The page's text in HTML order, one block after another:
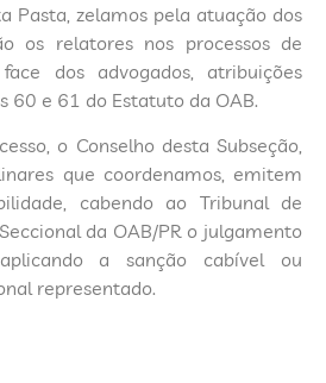
Pasta, zelamos pela atuação dos
os relatores nos processos de
dos advogados, atribuições
60 e 61 do Estatuto da OAB.
o Conselho desta Subseção,
que coordenamos, emitem
cabendo ao Tribunal de
da OAB/PR o julgamento
a sanção cabível ou
representado.